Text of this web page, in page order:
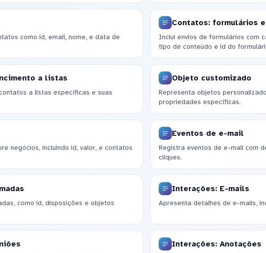
como id, email, nome, e data de
Contatos: formulários
Inclui envios de formulários com
tipo de conteúdo e id do
a listas
a listas específicas e suas
Objeto customizado
Representa objetos
propriedades específicas.
negócios, incluindo id, valor, e contatos
Eventos de e-mail
Registra eventos de e-mail com
cliques.
como id, disposições e objetos
Interações: E-mails
Apresenta detalhes de e-mails,
Interações: Anotações